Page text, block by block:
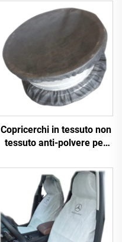
Copricerchi in tessuto non
tessuto anti-polvere per
cerchioni